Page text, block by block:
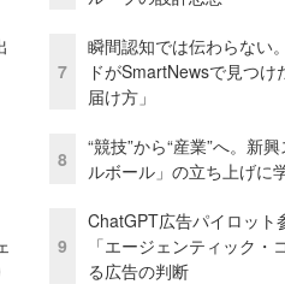
7
瞬間認知では伝わらない
ドがSmartNewsで見つ
届け方」
8
“競技”から“産業”へ。新
ルボール」の立ち上げに
9
ChatGPT広告パイロッ
「エージェンティック・
る広告の判断